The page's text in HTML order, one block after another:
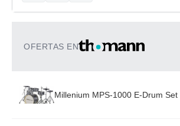
OFERTAS EN
Millenium MPS-1000 E-Drum Set